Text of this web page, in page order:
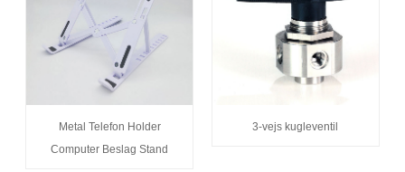
Metal Telefon Holder
Computer Beslag Stand
3-vejs kugleventil